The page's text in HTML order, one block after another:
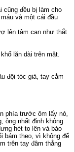
cũng đều bị làm cho
và một cái đầu
lên tâm can như thắt
lăn dài trên mặt.
đội tóc giả, tay cằm
phía trước ôm lấy nó,
ông nhất định không
hét to lên và bảo
bám theo, vì không để
trên tay đâm thẳng